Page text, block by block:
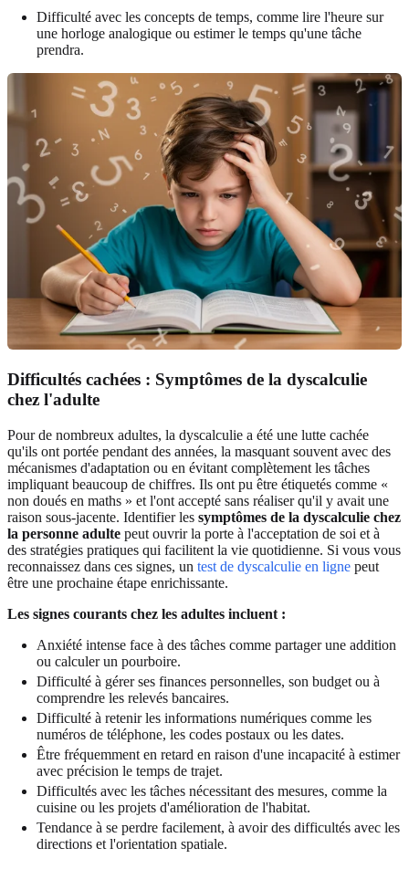
Difficulté avec les concepts de temps, comme lire l'heure sur
une horloge analogique ou estimer le temps qu'une tâche
prendra.
Difficultés cachées : Symptômes de la dyscalculie
chez l'adulte
Pour de nombreux adultes, la dyscalculie a été une lutte cachée
qu'ils ont portée pendant des années, la masquant souvent avec des
mécanismes d'adaptation ou en évitant complètement les tâches
impliquant beaucoup de chiffres. Ils ont pu être étiquetés comme «
non doués en maths » et l'ont accepté sans réaliser qu'il y avait une
raison sous-jacente. Identifier les symptômes de la dyscalculie chez
la personne adulte peut ouvrir la porte à l'acceptation de soi et à
des stratégies pratiques qui facilitent la vie quotidienne. Si vous vous
reconnaissez dans ces signes, un test de dyscalculie en ligne peut
être une prochaine étape enrichissante.
Les signes courants chez les adultes incluent :
Anxiété intense face à des tâches comme partager une addition
ou calculer un pourboire.
Difficulté à gérer ses finances personnelles, son budget ou à
comprendre les relevés bancaires.
Difficulté à retenir les informations numériques comme les
numéros de téléphone, les codes postaux ou les dates.
Être fréquemment en retard en raison d'une incapacité à estimer
avec précision le temps de trajet.
Difficultés avec les tâches nécessitant des mesures, comme la
cuisine ou les projets d'amélioration de l'habitat.
Tendance à se perdre facilement, à avoir des difficultés avec les
directions et l'orientation spatiale.